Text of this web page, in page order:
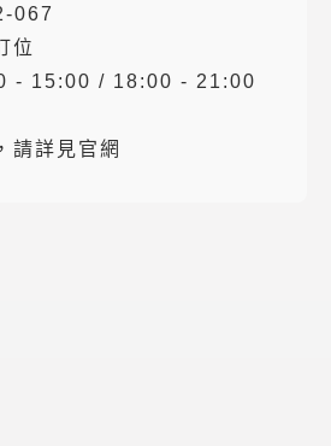
067
位
- 15:00 / 18:00 - 21:00
請詳見官網